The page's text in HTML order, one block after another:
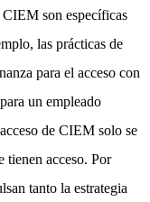
CIEM son específicas
las prácticas de
para el acceso con
un empleado
de CIEM solo se
tienen acceso. Por
tanto la estrategia